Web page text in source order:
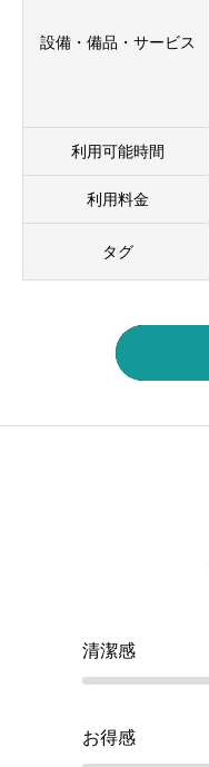
設備・備品・サービス
利用可能時間
利用料金
タグ
清潔感
お得感